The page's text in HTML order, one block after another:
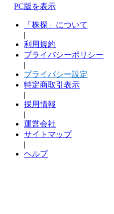
PC版を表示
「株探」について
|
利用規約
プライバシーポリシー
|
プライバシー設定
特定商取引表示
|
採用情報
|
運営会社
サイトマップ
|
ヘルプ